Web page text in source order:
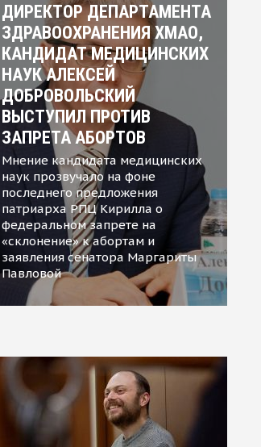
ДИРЕКТОР ДЕПАРТАМЕНТА
ЗДРАВООХРАНЕНИЯ ХМАО,
КАНДИДАТ МЕДИЦИНСКИХ
НАУК АЛЕКСЕЙ
ДОБРОВОЛЬСКИЙ
ВЫСТУПИЛ ПРОТИВ
ЗАПРЕТА АБОРТОВ
Мнение кандидата медицинских
наук прозвучало на фоне
последнего предложения
патриарха РПЦ Кирилла о
федеральном запрете на
«склонение» к абортам и
заявления сенатора Маргариты
Павловой